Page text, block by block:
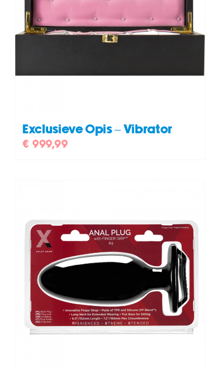
Exclusieve Opis – Vibrator
€ 999,99